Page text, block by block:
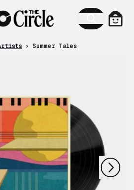
› Summer Tales
nächstes